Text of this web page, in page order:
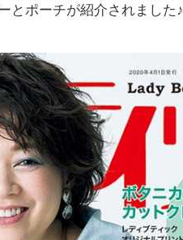
とポーチが紹介されました♪